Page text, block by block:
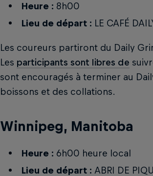
Heure : 8h00
Lieu de départ : LE CAFÉ
Les coureurs partiront du Daily
Les participants sont libres de
sont encouragés à terminer au
boissons et des collations.
Winnipeg, Manitoba
Heure : 6h00 heure local
Lieu de départ : ABRI DE